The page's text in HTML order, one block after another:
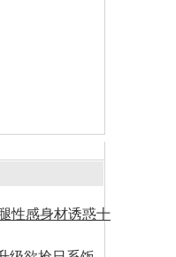
性感身材诱惑十